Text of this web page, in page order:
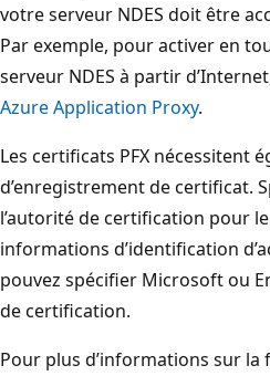
votre serveur NDES doit être
Par exemple, pour activer en
serveur NDES à partir
Azure Application Proxy.
Les certificats PFX nécessitent
d’enregistrement de certificat.
l’autorité de certification pour
informations d’identification
pouvez spécifier Microsoft ou
de certification.
Pour plus d’informations sur la